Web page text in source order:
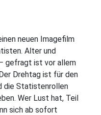
neuen Imagefilm
Alter und
gefragt ist vor allem
Drehtag ist für den
die Statistenrollen
Wer Lust hat, Teil
sich ab sofort